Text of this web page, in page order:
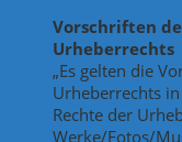
Vorschriften
Urheberrechts
„Es gelten die
Urheberrechts
Rechte der
Werke/Fotos/